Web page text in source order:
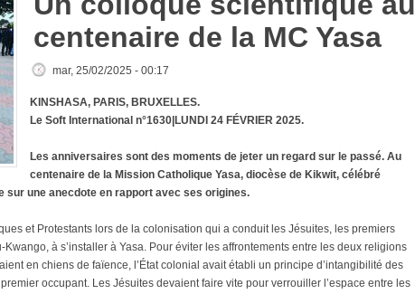
centenaire de la MC Yasa
mar, 25/02/2025 - 00:17
KINSHASA, PARIS, BRUXELLES.
Le Soft International n°1630|LUNDI 24 FÉVRIER 2025.
Les anniversaires sont des moments de jeter un regard sur le passé. Au
centenaire de la Mission Catholique Yasa, diocèse de Kikwit, célébré
sur une anecdote en rapport avec ses origines.
et Protestants lors de la colonisation qui a conduit les Jésuites, les premiers
à s’installer à Yasa. Pour éviter les affrontements entre les deux religions
en chiens de faïence, l’État colonial avait établi un principe d’intangibilité des
occupant. Les Jésuites devaient faire vite pour verrouiller l’espace entre les